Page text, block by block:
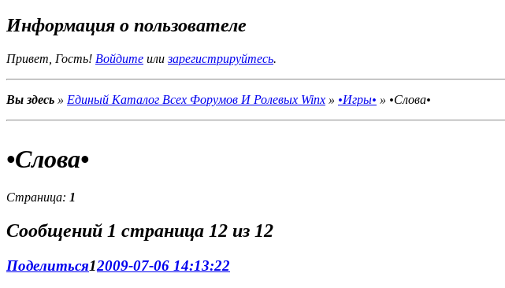
События на форуме:
•Конкурс рассказов WinX•.Поспешите поучаствовать!
это, я думаю, вам уже понятно. Вы придумываете свой
здесь на конкурсе. Жури оценивает и вручает победителю
приз. Иллюстрации не обязательны, но желательны. "
Журнал:
Наш журнал в разработке.Мы набираем
Информация о пользователе
Привет, Гость! Войдите илизарегистрируйтесь.
Вы здесь » Единый Каталог Всех Форумов И Ролевых Winx » •Игры• » •Слова•
•Слова•
Страница: 1
Сообщений 1 страница 12 из 12
Поделиться12009-07-06 14:13:22